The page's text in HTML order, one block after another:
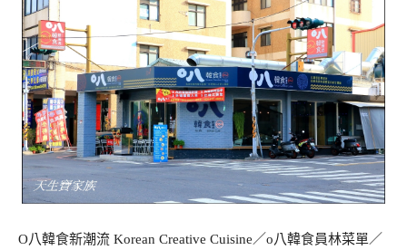
O八韓食新潮流 Korean Creative Cuisine／o八韓食員林菜單／